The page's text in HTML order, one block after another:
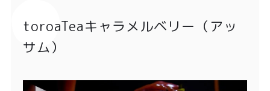
toroaTeaキャラメルベリー（アッ
サム）